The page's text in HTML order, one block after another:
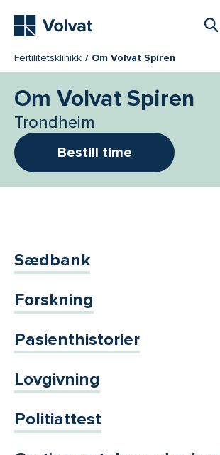
Fertilitetsklinikk Om Volvat Spiren
Om Volvat Spiren
Trondheim
Bestill time
Sædbank
Forskning
Pasienthistorier
Lovgivning
Politiattest